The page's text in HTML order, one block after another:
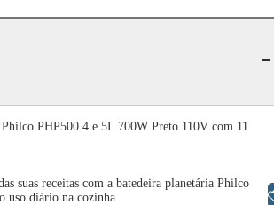
PHP500 4 e 5L 700W Preto 110V com 11
suas receitas com a batedeira planetária Philco
uso diário na cozinha.